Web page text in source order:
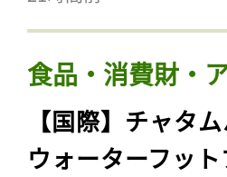
食品・消費財・
【国際】チャタ
ウォーターフッ